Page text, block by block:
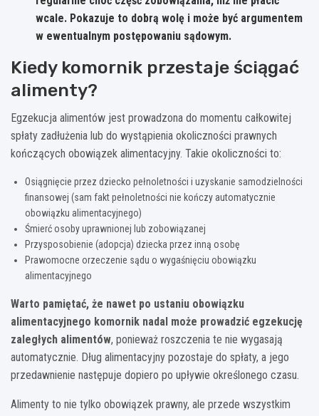
wcale. Pokazuje to dobrą wolę i może być argumentem
w ewentualnym postępowaniu sądowym.
Kiedy komornik przestaje ściągać
alimenty?
Egzekucja alimentów jest prowadzona do momentu całkowitej
spłaty zadłużenia lub do wystąpienia okoliczności prawnych
kończących obowiązek alimentacyjny. Takie okoliczności to:
Osiągnięcie przez dziecko pełnoletności i uzyskanie samodzielności
finansowej (sam fakt pełnoletności nie kończy automatycznie
obowiązku alimentacyjnego)
Śmierć osoby uprawnionej lub zobowiązanej
Przysposobienie (adopcja) dziecka przez inną osobę
Prawomocne orzeczenie sądu o wygaśnięciu obowiązku
alimentacyjnego
Warto pamiętać, że nawet po ustaniu obowiązku
alimentacyjnego komornik nadal może prowadzić egzekucję
zaległych alimentów, ponieważ roszczenia te nie wygasają
automatycznie. Dług alimentacyjny pozostaje do spłaty, a jego
przedawnienie następuje dopiero po upływie określonego czasu.
Alimenty to nie tylko obowiązek prawny, ale przede wszystkim